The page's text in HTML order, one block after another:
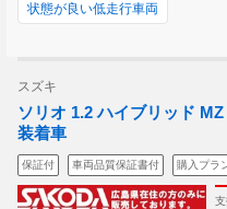
状態が良い低走行車両
スズキ
ソリオ 1.2 ハイブリッド
装着車
保証付 車両品質保証書付 購入プラ